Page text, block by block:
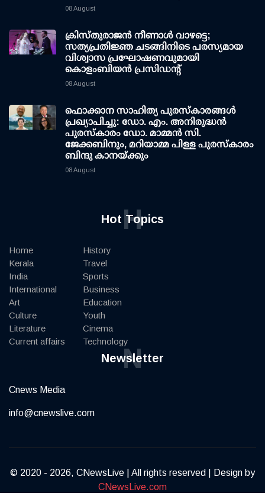
08 August
ക്രിസ്തുരാജൻ നീണാൾ വാഴട്ടെ;
സത്യപ്രതിജ്ഞ ചടങ്ങിനിടെ പരസ്യമായ
വിശ്വാസ പ്രഘോഷണവുമായി
കൊളംബിയൻ പ്രസിഡന്റ്
08 August
ഫൊക്കാന സാഹിത്യ പുരസ്‌കാരങ്ങള്‍
പ്രഖ്യാപിച്ചു: ഡോ. എം. അനിരുദ്ധന്‍
പുരസ്‌കാരം ഡോ. മാമ്മന്‍ സി.
ജേക്കബിനും, മറിയാമ്മ പിള്ള പുരസ്‌കാരം
ബിന്ദു കാനയ്ക്കും
08 August
Hot Topics
H
Home
Kerala
India
International
Art
Culture
Literature
Current affairs
History
Travel
Sports
Business
Education
Youth
Cinema
Technology
Newsletter
N
Cnews Media
info@cnewslive.com
© 2020 - 2026, CNewsLive | All rights reserved | Design by
CNewsLive.com